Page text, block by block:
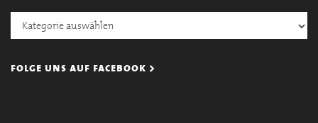
Kategorien
folge uns auf facebook >